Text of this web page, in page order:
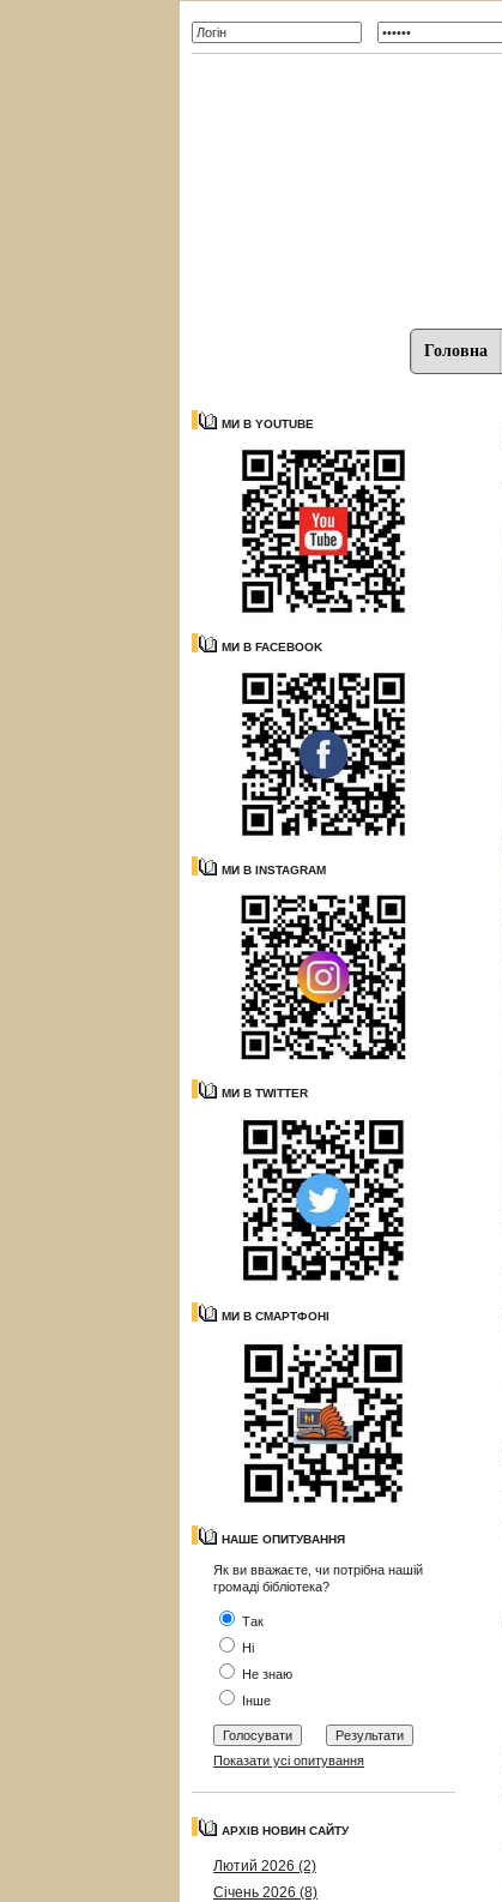
Головна
МИ В YOUTUBE
МИ В FACEBOOK
МИ В INSTAGRAM
МИ В TWITTER
МИ В СМАРТФОНІ
НАШЕ ОПИТУВАННЯ
Як ви вважаєте, чи потрібна нашій
громаді бібліотека?
Так
Ні
Не знаю
Інше
Показати усі опитування
АРХІВ НОВИН САЙТУ
Лютий 2026 (2)
Січень 2026 (8)